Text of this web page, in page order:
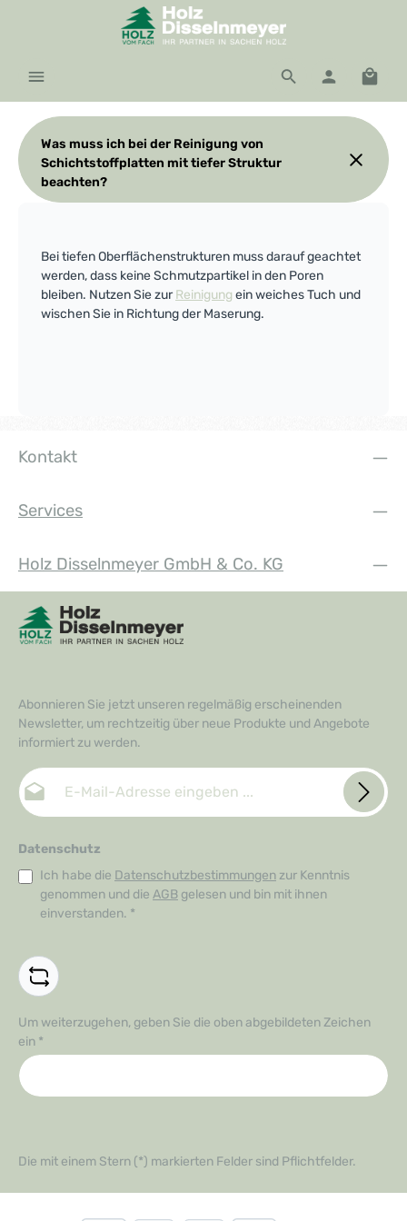
Zum Hauptinhalt springen
Was muss ich bei der Reinigung von
Schichtstoffplatten mit tiefer Struktur
beachten?
Bei tiefen Oberflächenstrukturen muss darauf geachtet
werden, dass keine Schmutzpartikel in den Poren
bleiben. Nutzen Sie zurReinigung ein weiches Tuch und
wischen Sie in Richtung der Maserung.
Kontakt
Services
Holz Disselnmeyer GmbH & Co. KG
Abonnieren Sie jetzt unseren regelmäßig erscheinenden
Newsletter, um rechtzeitig über neue Produkte und Angebote
informiert zu werden.
E-Mail-Adresse*
Datenschutz
Ich habe die Datenschutzbestimmungen zur Kenntnis
genommen und die AGB gelesen und bin mit ihnen
einverstanden. *
Um weiterzugehen, geben Sie die oben abgebildeten Zeichen
ein *
Die mit einem Stern (*) markierten Felder sind Pflichtfelder.